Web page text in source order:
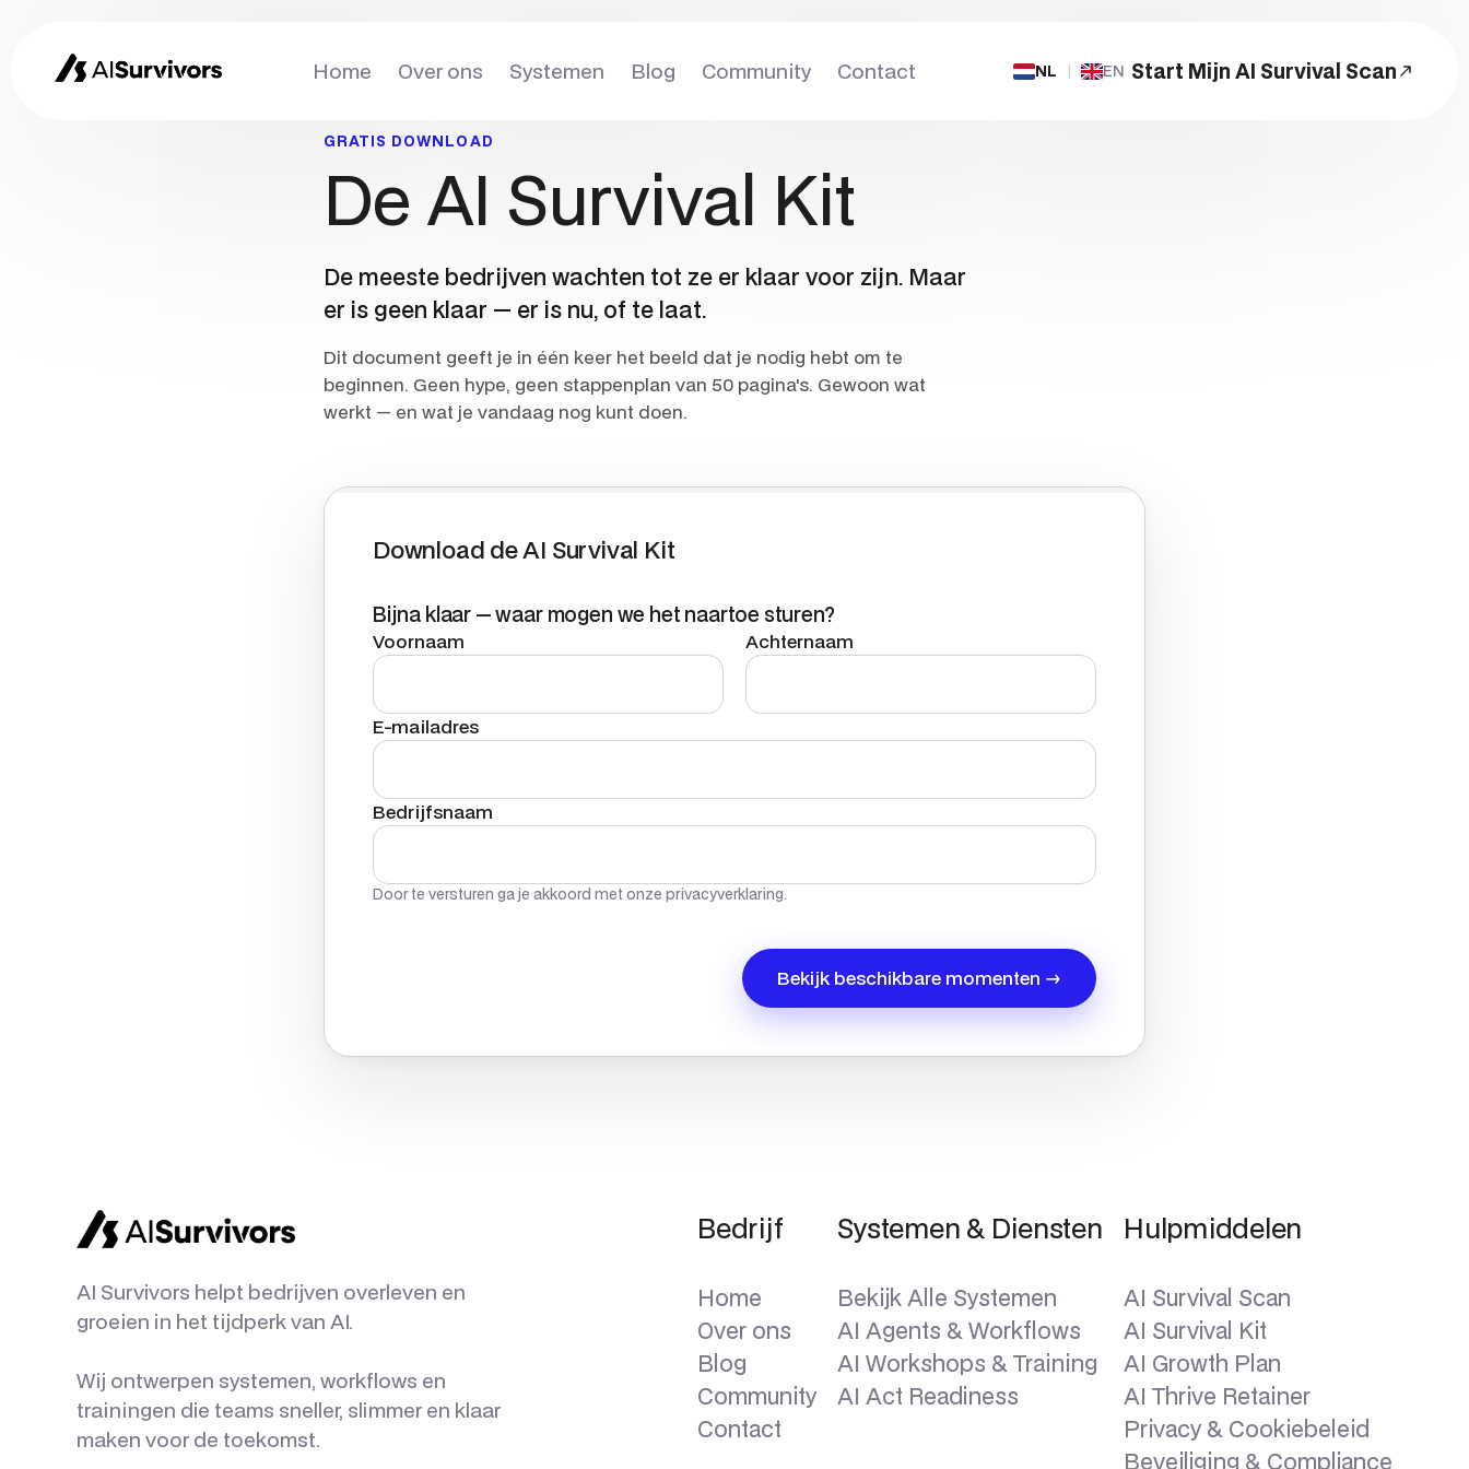
Home Over ons Systemen Blog Community Contact NL | EN Start Mijn AI Survival Scan
GRATIS DOWNLOAD
De AI Survival Kit
De meeste bedrijven wachten tot ze er klaar voor zijn. Maar
er is geen klaar — er is nu, of te laat.
Dit document geeft je in één keer het beeld dat je nodig hebt om te
beginnen. Geen hype, geen stappenplan van 50 pagina's. Gewoon wat
werkt — en wat je vandaag nog kunt doen.
Download de AI Survival Kit
Bijna klaar — waar mogen we het naartoe sturen?
Voornaam Achternaam
E-mailadres
Bedrijfsnaam
Door te versturen ga je akkoord met onze privacyverklaring.
Bekijk beschikbare momenten →
AI Survivors helpt bedrijven overleven en
groeien in het tijdperk van AI.
Wij ontwerpen systemen, workflows en
trainingen die teams sneller, slimmer en klaar
maken voor de toekomst.
Bedrijf
Home
Over ons
Blog
Community
Contact
Systemen & Diensten
Bekijk Alle Systemen
AI Agents & Workflows
AI Workshops & Training
AI Act Readiness
Hulpmiddelen
AI Survival Scan
AI Survival Kit
AI Growth Plan
AI Thrive Retainer
Privacy & Cookiebeleid
Beveiliging & Compliance